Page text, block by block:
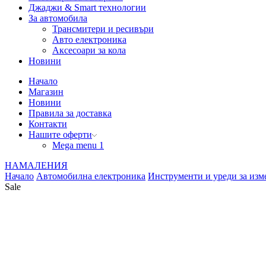
Джаджи & Smart технологии
За автомобила
Трансмитери и ресивъри
Авто електроника
Аксесоари за кола
Новини
Начало
Магазин
Новини
Правила за доставка
Контакти
Нашите оферти
Mega menu 1
НАМАЛЕНИЯ
Начало Автомобилна електроника Инструменти и уреди за
Sale